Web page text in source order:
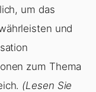
um das
und
zum Thema
(Lesen Sie